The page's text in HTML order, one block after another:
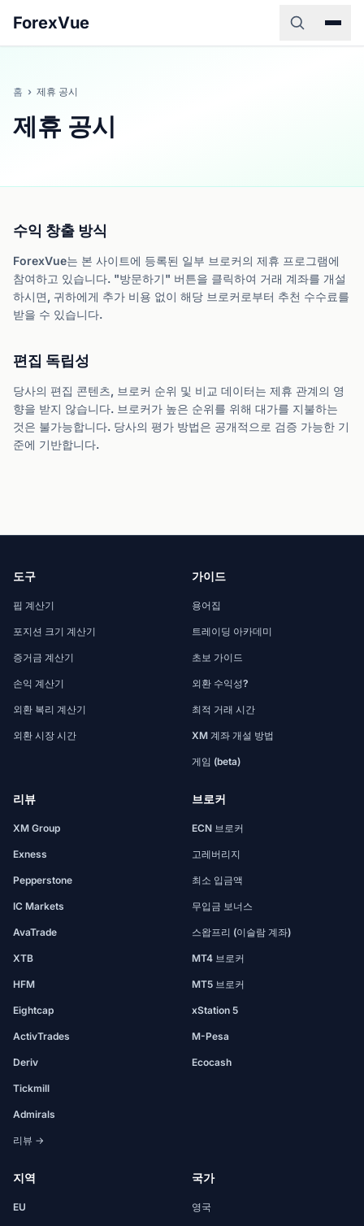
ForexVue
홈 › 제휴 공시
제휴 공시
수익 창출 방식
ForexVue는 본 사이트에 등록된 일부 브로커의 제휴 프로그램에
참여하고 있습니다. "방문하기" 버튼을 클릭하여 거래 계좌를 개설
하시면, 귀하에게 추가 비용 없이 해당 브로커로부터 추천 수수료를
받을 수 있습니다.
편집 독립성
당사의 편집 콘텐츠, 브로커 순위 및 비교 데이터는 제휴 관계의 영
향을 받지 않습니다. 브로커가 높은 순위를 위해 대가를 지불하는
것은 불가능합니다. 당사의 평가 방법은 공개적으로 검증 가능한 기
준에 기반합니다.
도구
핍 계산기
포지션 크기 계산기
증거금 계산기
손익 계산기
외환 복리 계산기
외환 시장 시간
가이드
용어집
트레이딩 아카데미
초보 가이드
외환 수익성?
최적 거래 시간
XM 계좌 개설 방법
게임 (beta)
리뷰
XM Group
Exness
Pepperstone
IC Markets
AvaTrade
XTB
HFM
Eightcap
ActivTrades
Deriv
Tickmill
Admirals
리뷰 →
브로커
ECN 브로커
고레버리지
최소 입금액
무입금 보너스
스왑프리 (이슬람 계좌)
MT4 브로커
MT5 브로커
xStation 5
M-Pesa
Ecocash
지역
EU
국가
영국